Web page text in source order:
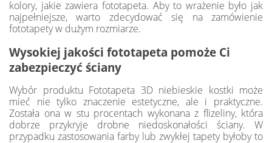
kolory, jakie zawiera fototapeta. Aby to wrażenie było jak
najpełniejsze, warto zdecydować się na zamówienie
fototapety w dużym rozmiarze.
Wysokiej jakości fototapeta pomoże Ci
zabezpieczyć ściany
Wybór produktu Fototapeta 3D niebieskie kostki może
mieć nie tylko znaczenie estetyczne, ale i praktyczne.
Została ona w stu procentach wykonana z flizeliny, która
dobrze przykryje drobne niedoskonałości ściany. W
przypadku zastosowania farby lub zwykłej tapety byłoby to